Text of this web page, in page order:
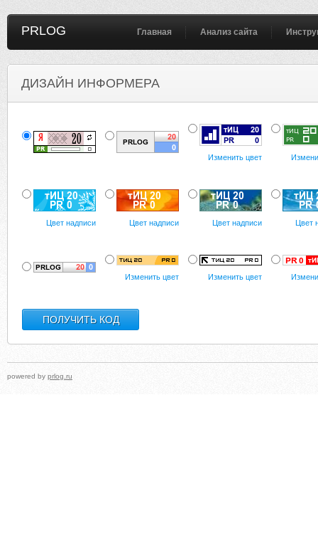
PRLOG Главная Анализ сайта
ДИЗАЙН ИНФОРМЕРА
Изменить цвет
Цвет надписи Цвет надписи Цвет надписи Цвет
Изменить цвет Изменить цвет
powered by prlog.ru